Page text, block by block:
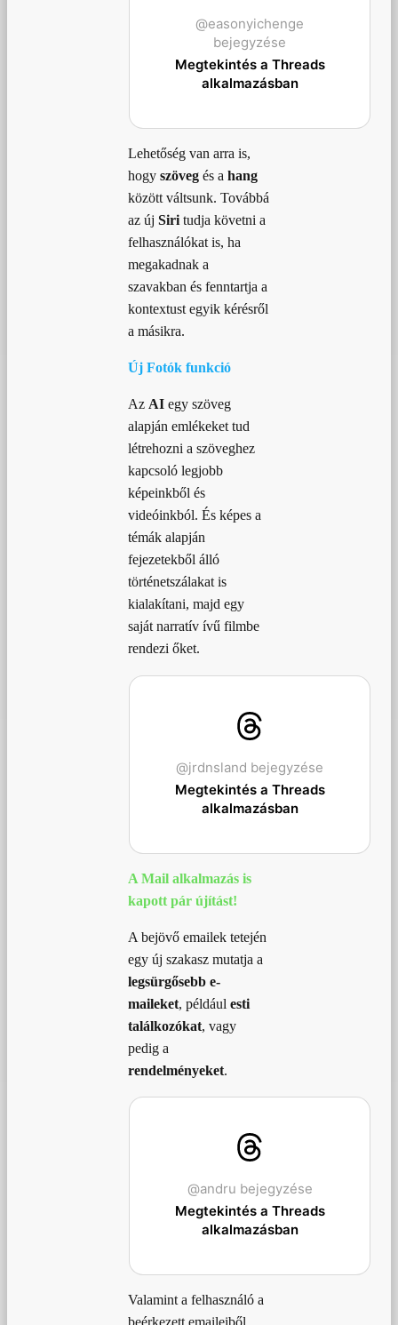
@easonyichenge
bejegyzése
Megtekintés a Threads
alkalmazásban
Lehetőség van arra is,
hogy szöveg és a hang
között váltsunk. Továbbá
az új Siritudja követni a
felhasználókat is, ha
megakadnak a
szavakban és fenntartja a
kontextust egyik kérésről
a másikra.
Új Fotók funkció
Az AI egy szöveg
alapján emlékeket tud
létrehozni a szöveghez
kapcsoló legjobb
képeinkből és
videóinkból. És képes a
témák alapján
fejezetekből álló
történetszálakat is
kialakítani, majd egy
saját narratív ívű filmbe
rendezi őket.
@jrdnsland bejegyzése
Megtekintés a Threads
alkalmazásban
A Mail alkalmazás is
kapott pár újítást!
A bejövő emailek tetején
egy új szakasz mutatja a
legsürgősebb e-
maileket, például esti
találkozókat, vagy
pedig a
rendelményeket.
@andru bejegyzése
Megtekintés a Threads
alkalmazásban
Valamint a felhasználó a